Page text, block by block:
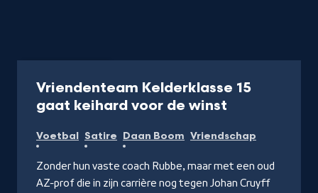
Vriendenteam Kelderklasse 15
gaat keihard voor de winst
video's
Voetbal Satire Daan Boom Vriendschap
Zonder hun vaste coach Rubbe, maar met een oud
AZ-prof die in zijn carrière nog tegen Johan Cruyff